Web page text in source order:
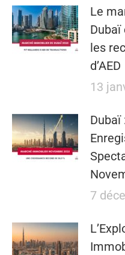
Le
Dubaï
les
d’AED
13
7